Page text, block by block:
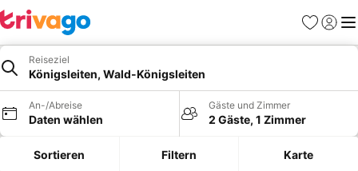
Favoriten
Reiseziel
Königsleiten, Wald-Königsleiten
An-/Abreise
Daten wählen
Gäste und Zimmer
2 Gäste, 1 Zimmer
Sortieren Filtern Karte